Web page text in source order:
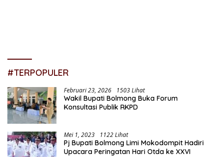
#TERPOPULER
Februari 23, 2026 1503 Lihat
Wakil Bupati Bolmong Buka Forum
Konsultasi Publik RKPD
Mei 1, 2023 1122 Lihat
Pj Bupati Bolmong Limi Mokodompit Hadiri
Upacara Peringatan Hari Otda ke XXVI